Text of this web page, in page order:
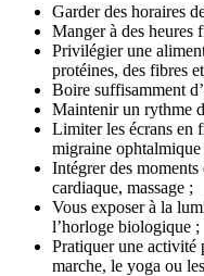
Garder des horaires
Manger à des heures
Privilégier une
protéines, des fibres
Boire suffisamment
Maintenir un rythme
Limiter les écrans en
migraine ophtalmique
Intégrer des
cardiaque, massage ;
Vous exposer à la
l’horloge biologique ;
Pratiquer une activité
marche, le yoga ou